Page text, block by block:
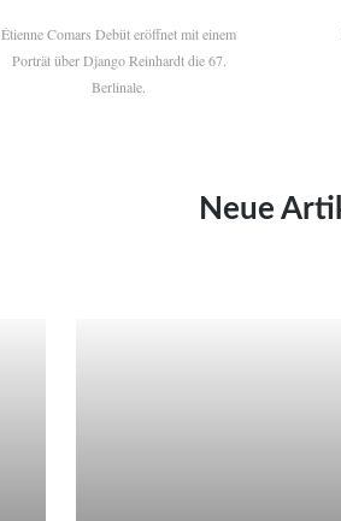
Étienne Comars Debüt eröffnet mit einem
Porträt über Django Reinhardt die 67.
Berlinale.
Neue